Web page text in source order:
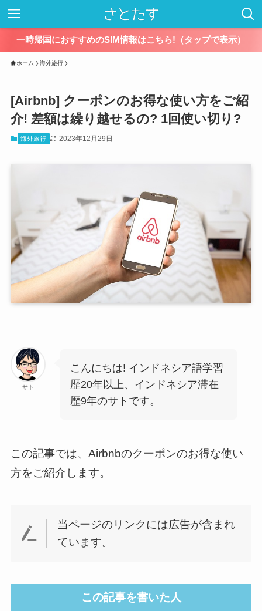
一時帰国におすすめのSIM情報はこちら!（タップで表示）
ホーム 海外旅行
[Airbnb] クーポンのお得な使い方をご紹
介! 差額は繰り越せるの? 1回使い切り?
海外旅行 2023年12月29日
サト
こんにちは! インドネシア語学習
歴20年以上、インドネシア滞在
歴9年のサトです。
この記事では、Airbnbのクーポンのお得な使い
方をご紹介します。
当ページのリンクには広告が含まれ
ています。
この記事を書いた人